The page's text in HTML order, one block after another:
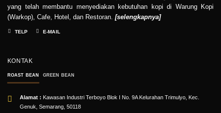
yang telah membantu menyediakan kebutuhan kopi di Warung Kopi
(Warkop), Cafe, Hotel, dan Restoran. [selengkapnya]
TELP E-MAIL
KONTAK
ROAST BEAN GREEN BEAN
Alamat : Kawasan Industri Terboyo Blok I No. 9A Kelurahan Trimulyo, Kec.
Genuk, Semarang, 50118